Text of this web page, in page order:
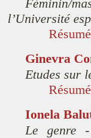
Féminin/
l’Université
Résumé
Ginevra
Etudes sur
Résumé
Ionela
Le genre